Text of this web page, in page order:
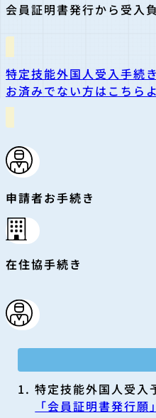
会員証明書発行から受入
特定技能外国人受入手続
お済みでない方はこちら
申請者お手続き
在住協手続き
特定技能外国人受入
「会員証明書発行願」